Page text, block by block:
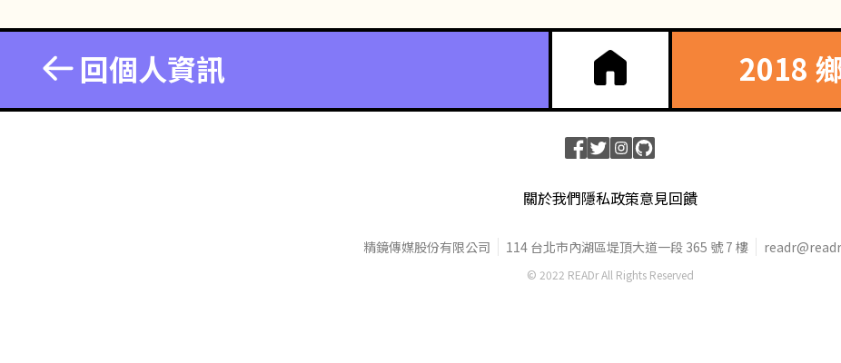
回個人資訊 2018
關於我們隱私政策意見回饋
精鏡傳媒股份有限公司 114 台北市內湖區堤頂大道一段 365 號 7 樓
© 2022 READr All Rights Reserved